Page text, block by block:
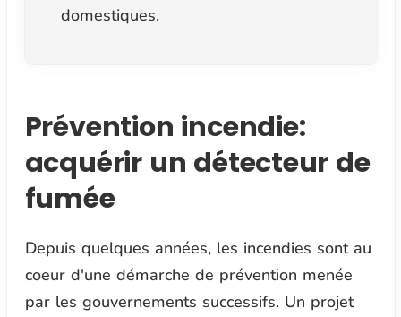
domestiques.
Prévention incendie:
acquérir un détecteur de
fumée
Depuis quelques années, les incendies sont au
coeur d'une démarche de prévention menée
par les gouvernements successifs. Un projet